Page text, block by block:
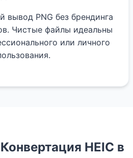
вывод PNG без брендинга
Чистые файлы идеальны
или личного
HEIC в